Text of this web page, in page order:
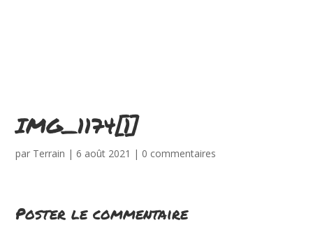
IMG_1174[1]
par Terrain |6 août 2021 | 0 commentaires
Poster le commentaire